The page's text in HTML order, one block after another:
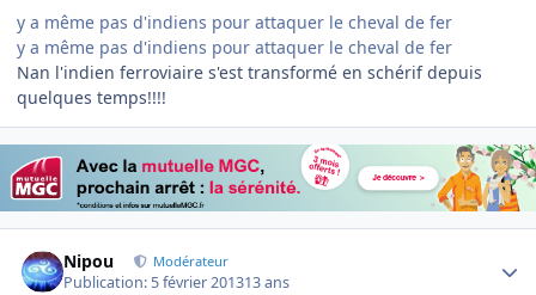
y a même pas d'indiens pour attaquer le cheval de fer
y a même pas d'indiens pour attaquer le cheval de fer
Nan l'indien ferroviaire s'est transformé en schérif depuis
quelques temps!!!!
Nipou Modérateur
Publication: 5 février 201313 ans